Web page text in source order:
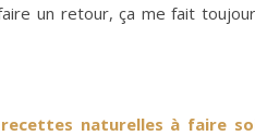
un retour, ça me fait
recettes naturelles à faire